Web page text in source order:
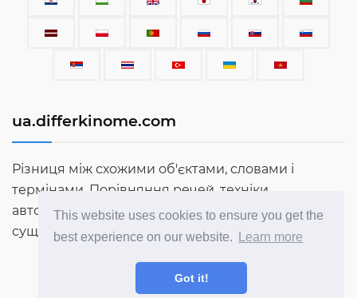
This website uses cookies to ensure you get the
best experience on our website.
Learn more
Got it!
ua.differkinome.com
Різниця між схожими об'єктами, словами і
термінами. Порівняння речей, техніки,
автомобілів, термінів, людей і всього іншого, що
сущевствует в цьому світі.